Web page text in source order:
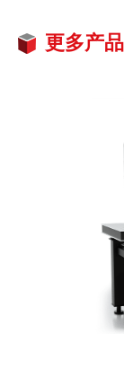
更多产品